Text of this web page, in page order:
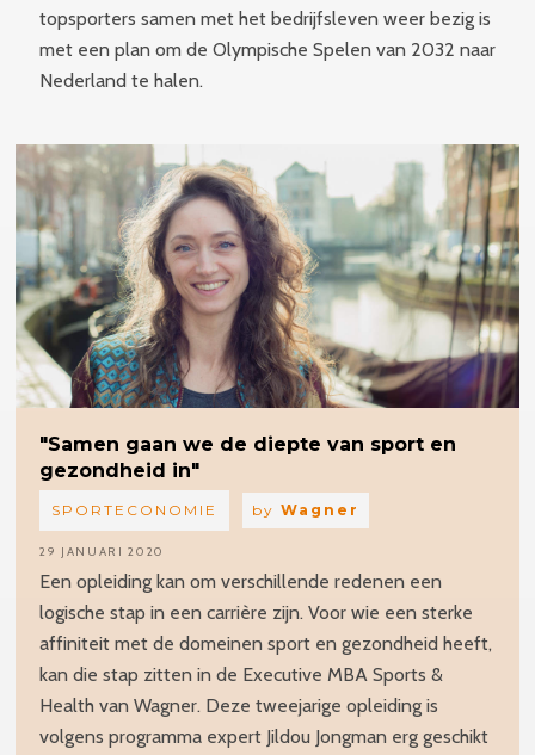
topsporters samen met het bedrijfsleven weer bezig is
met een plan om de Olympische Spelen van 2032 naar
Nederland te halen.
"Samen gaan we de diepte van sport en
gezondheid in"
Een opleiding kan om verschillende redenen een
logische stap in een carrière zijn. Voor wie een sterke
affiniteit met de domeinen sport en gezondheid heeft,
kan die stap zitten in de Executive MBA Sports &
Health van Wagner. Deze tweejarige opleiding is
volgens programma expert Jildou Jongman erg geschikt
SPORTECONOMIE by Wagner
29 JANUARI 2020